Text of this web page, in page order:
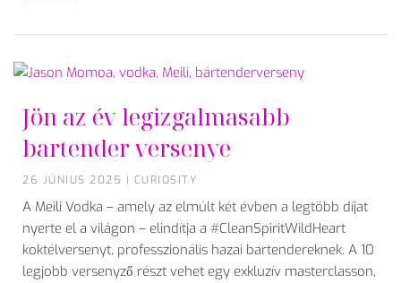
Jön az év legizgalmasabb
bartender versenye
26 JÚNIUS 2025 | CURIOSITY
A Meili Vodka – amely az elmúlt két évben a legtöbb díjat
nyerte el a világon – elindítja a #CleanSpiritWildHeart
koktélversenyt, professzionális hazai bartendereknek. A 10
legjobb versenyző részt vehet egy exkluzív masterclasson,